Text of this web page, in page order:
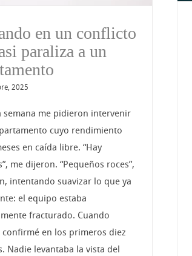
en un conflicto
paraliza a un
2025
semana me pidieron intervenir
cuyo rendimiento
en caída libre. “Hay
me dijeron. “Pequeños roces”,
intentando suavizar lo que ya
el equipo estaba
fracturado. Cuando
confirmé en los primeros diez
Nadie levantaba la vista del